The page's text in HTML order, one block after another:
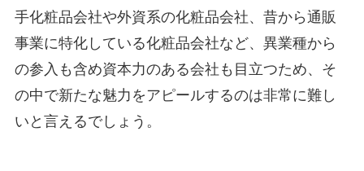
手化粧品会社や外資系の化粧品会社、昔から通販
事業に特化している化粧品会社など、異業種から
の参入も含め資本力のある会社も目立つため、そ
の中で新たな魅力をアピールするのは非常に難し
いと言えるでしょう。